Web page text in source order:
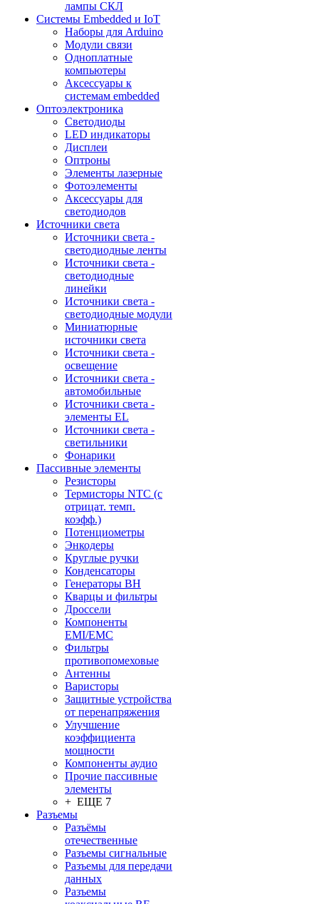
лампы СКЛ
Системы Embedded и IoT
Наборы для Arduino
Модули связи
Одноплатные
компьютеры
Аксессуары к
системам embedded
Oптоэлектроника
Светодиоды
LED индикаторы
Дисплеи
Оптроны
Элементы лазерные
Фотоэлементы
Аксессуары для
светодиодов
Источники света
Источники света -
светодиодные ленты
Источники света -
светодиодные
линейки
Источники света -
светодиодные модули
Миниатюрные
источники света
Источники света -
освещение
Источники света -
автомобильные
Источники света -
элементы EL
Источники света -
светильники
Фонарики
Пассивные элементы
Резисторы
Термисторы NTC (с
отрицат. темп.
коэфф.)
Потенциометры
Энкодеры
Круглые ручки
Конденсаторы
Генераторы ВН
Кварцы и фильтры
Дроссели
Компоненты
EMI/EMC
Фильтры
противопомеховые
Антенны
Варисторы
Защитные устройства
от перенапряжения
Улучшение
коэффициента
мощности
Компоненты аудио
Прочие пассивные
элементы
+ ЕЩЕ 7
Разъeмы
Разъёмы
отечественные
Разъeмы сигнальные
Разъeмы для передачи
данных
Разъeмы